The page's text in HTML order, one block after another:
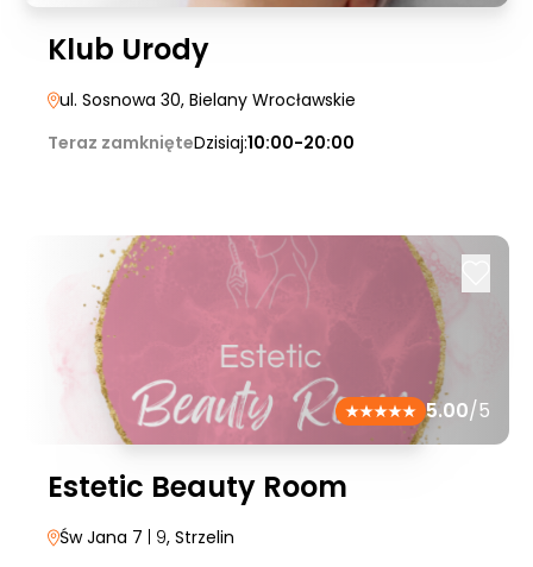
Klub Urody
ul. Sosnowa 30, Bielany Wrocławskie
Teraz zamknięteDzisiaj:10:00-20:00
5.00/5
Estetic Beauty Room
Św Jana 7 | 9, Strzelin